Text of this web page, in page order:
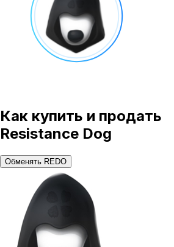
Как купить и продать
Resistance Dog
Обменять REDO